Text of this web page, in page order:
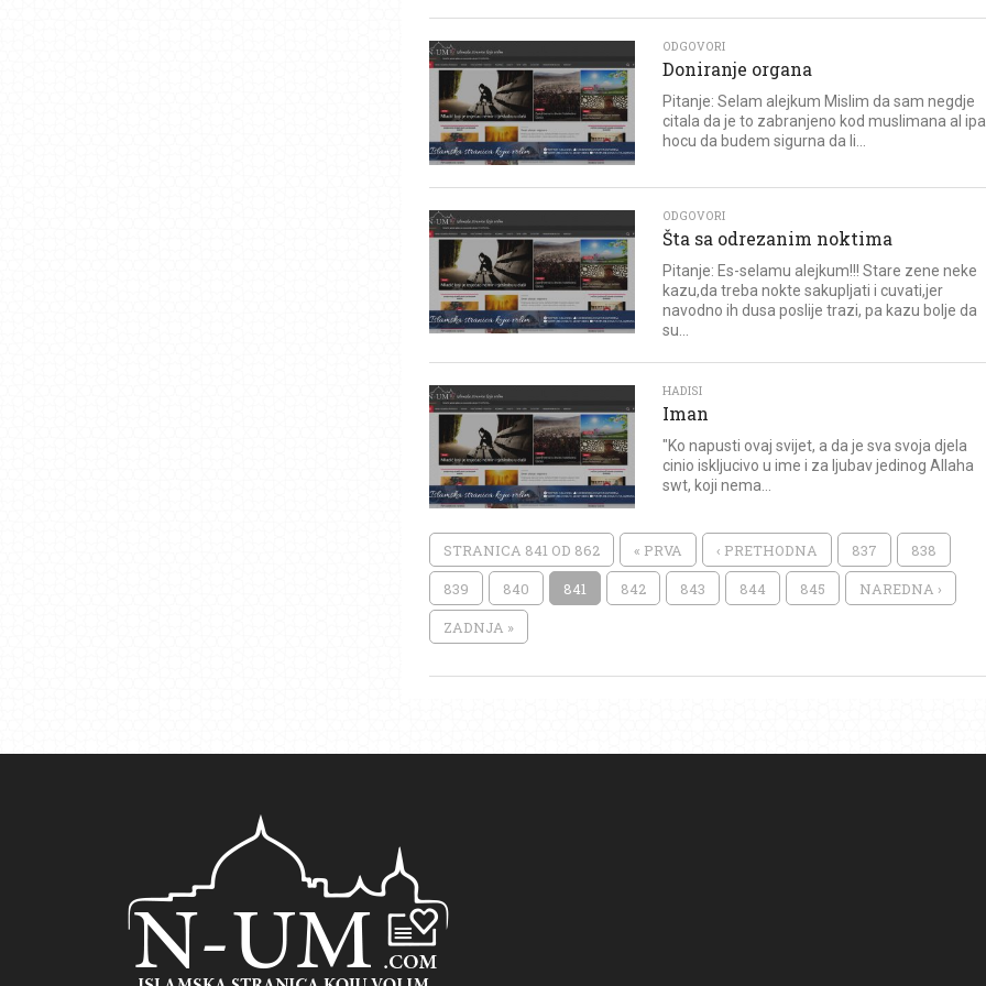
ODGOVORI
Doniranje organa
Pitanje: Selam alejkum Mislim da sam negdje
citala da je to zabranjeno kod muslimana al
hocu da budem sigurna da li...
ODGOVORI
Šta sa odrezanim noktima
Pitanje: Es-selamu alejkum!!! Stare zene neke
kazu,da treba nokte sakupljati i cuvati,jer
navodno ih dusa poslije trazi, pa kazu bolje da
su...
HADISI
Iman
"Ko napusti ovaj svijet, a da je sva svoja djela
cinio iskljucivo u ime i za ljubav jedinog Allaha
swt, koji nema...
STRANICA 841 OD 862 « PRVA ‹ PRETHODNA 837 838
839 840 841 842 843 844 845 NAREDNA ›
ZADNJA »